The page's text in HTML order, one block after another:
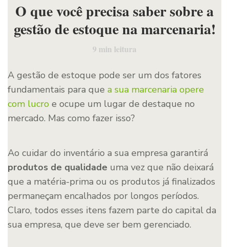
O que você precisa saber sobre a
gestão de estoque na marcenaria!
9 min leitura
A gestão de estoque pode ser um dos fatores
fundamentais para que a sua marcenaria opere
com lucro e ocupe um lugar de destaque no
mercado. Mas como fazer isso?
Ao cuidar do inventário a sua empresa garantirá
produtos de qualidade uma vez que não deixará
que a matéria-prima ou os produtos já finalizados
permaneçam encalhados por longos períodos.
Claro, todos esses itens fazem parte do capital da
sua empresa, que deve ser bem gerenciado.